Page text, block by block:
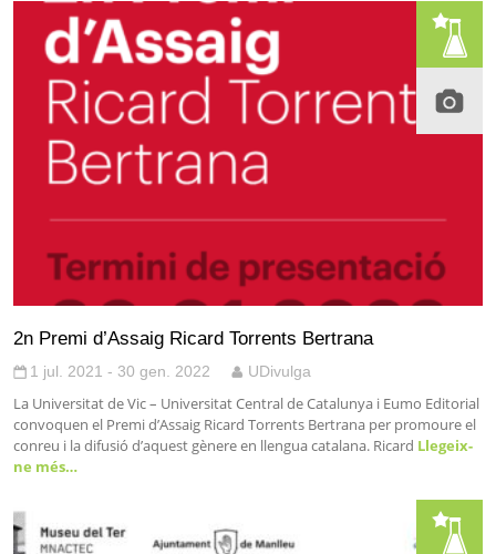
2n Premi d’Assaig Ricard Torrents Bertrana
1 jul. 2021 - 30 gen. 2022 UDivulga
La Universitat de Vic – Universitat Central de Catalunya i Eumo Editorial
convoquen el Premi d’Assaig Ricard Torrents Bertrana per promoure el
conreu i la difusió d’aquest gènere en llengua catalana. Ricard Llegeix-
ne més…